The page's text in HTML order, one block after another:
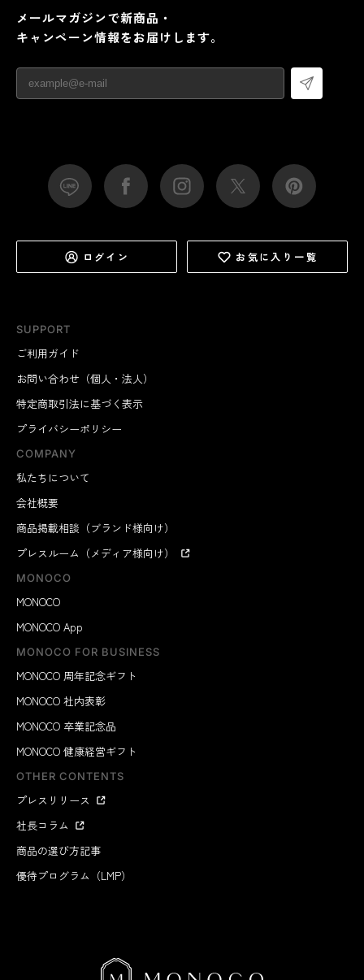
SUPPORT
ご利用ガイド
お問い合わせ（個人・法人）
特定商取引法に基づく表示
プライバシーポリシー
COMPANY
私たちについて
会社概要
商品掲載相談（ブランド様向け）
プレスルーム（メディア様向け）
MONOCO
MONOCO
MONOCO App
MONOCO FOR BUSINESS
MONOCO 周年記念ギフト
MONOCO 社内表彰
MONOCO 卒業記念品
MONOCO 健康経営ギフト
OTHER CONTENTS
プレスリリース
社長コラム
商品の選び方記事
優待プログラム（LMP）
メールマガジンで新商品・
キャンペーン情報をお届けします。
ログイン お気に入り一覧